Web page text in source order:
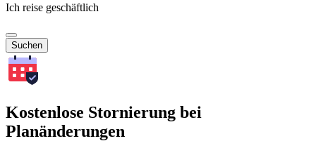
Ich reise geschäftlich
Suchen
Kostenlose Stornierung bei
Planänderungen